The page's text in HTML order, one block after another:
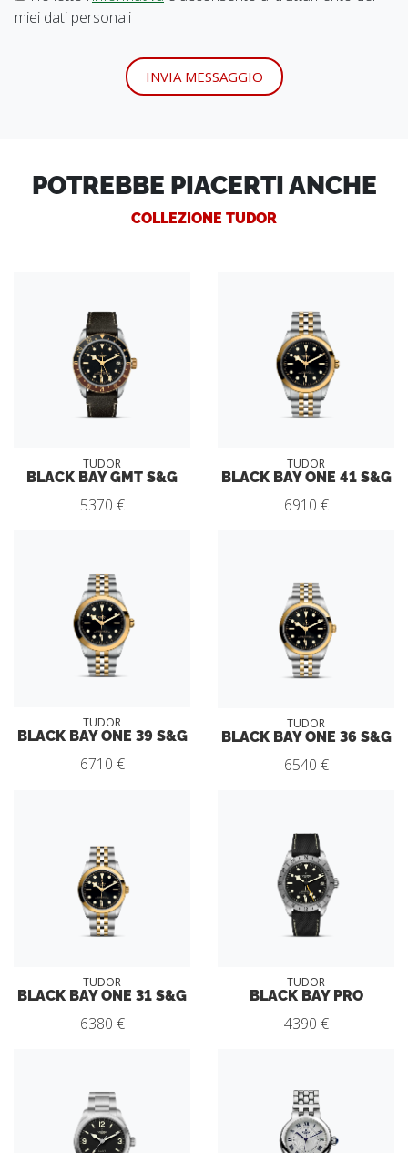
miei dati personali
INVIA MESSAGGIO
POTREBBE PIACERTI ANCHE
COLLEZIONE TUDOR
TUDOR
BLACK BAY GMT S&G
5370 €
TUDOR
BLACK BAY ONE 41 S&G
6910 €
TUDOR
BLACK BAY ONE 39 S&G
6710 €
TUDOR
BLACK BAY ONE 36 S&G
6540 €
TUDOR
BLACK BAY ONE 31 S&G
6380 €
TUDOR
BLACK BAY PRO
4390 €